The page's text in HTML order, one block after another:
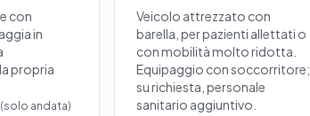
con
in
propria
(solo andata)
Veicolo attrezzato con
barella, per pazienti allettati o
con mobilità molto ridotta.
Equipaggio con soccorritore;
su richiesta, personale
sanitario aggiuntivo.